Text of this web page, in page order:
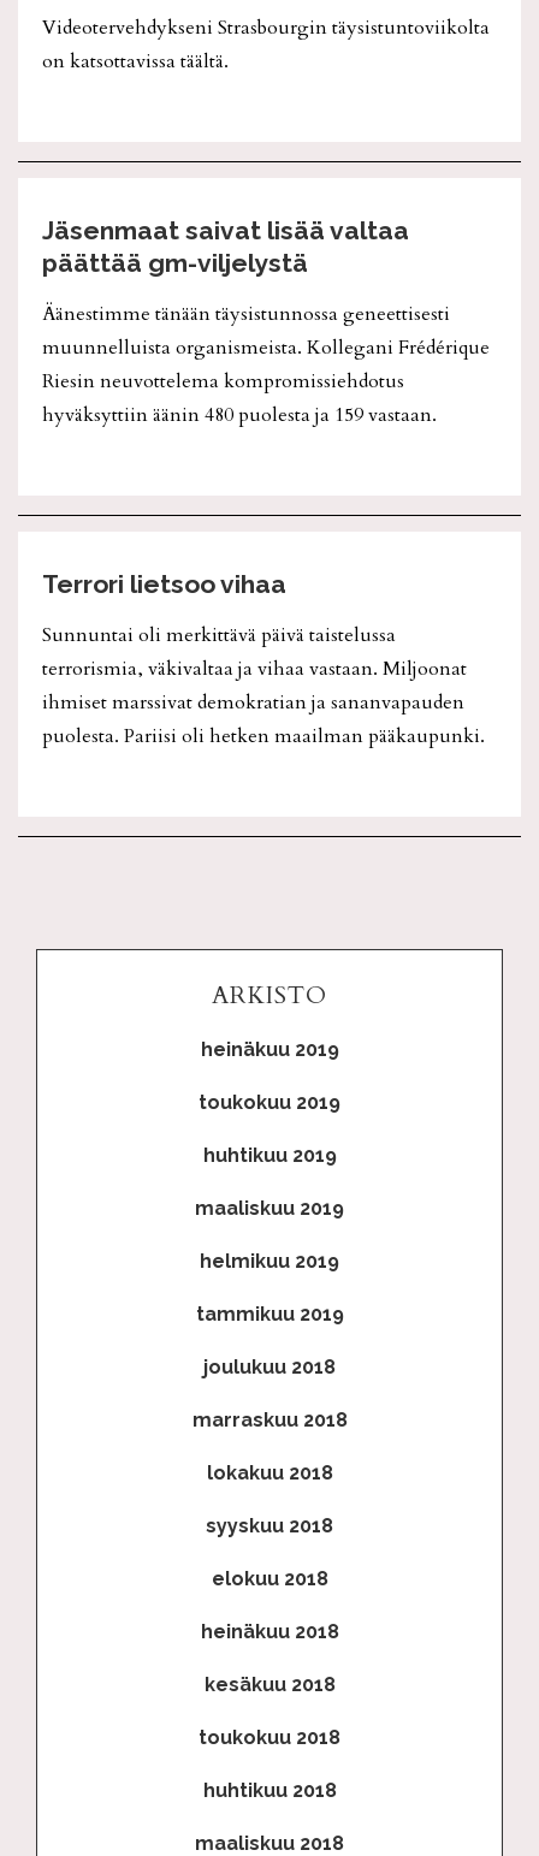
Videotervehdykseni Strasbourgin täysistuntoviikolta
on katsottavissa täältä.
Jäsenmaat saivat lisää valtaa
päättää gm-viljelystä
Äänestimme tänään täysistunnossa geneettisesti
muunnelluista organismeista. Kollegani Frédérique
Riesin neuvottelema kompromissiehdotus
hyväksyttiin äänin 480 puolesta ja 159 vastaan.
Terrori lietsoo vihaa
Sunnuntai oli merkittävä päivä taistelussa
terrorismia, väkivaltaa ja vihaa vastaan. Miljoonat
ihmiset marssivat demokratian ja sananvapauden
puolesta. Pariisi oli hetken maailman pääkaupunki.
ARKISTO
heinäkuu 2019
toukokuu 2019
huhtikuu 2019
maaliskuu 2019
helmikuu 2019
tammikuu 2019
joulukuu 2018
marraskuu 2018
lokakuu 2018
syyskuu 2018
elokuu 2018
heinäkuu 2018
kesäkuu 2018
toukokuu 2018
huhtikuu 2018
maaliskuu 2018